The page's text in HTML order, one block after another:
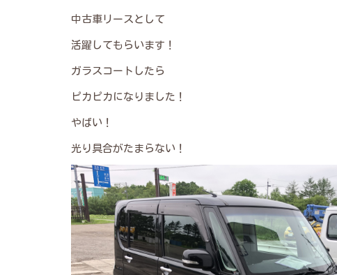
中古車リースとして
活躍してもらいます！
ガラスコートしたら
ピカピカになりました！
やばい！
光り具合がたまらない！